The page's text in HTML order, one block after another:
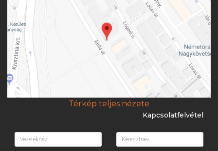
Térkép teljes nézete
Kapcsolatfelvétel